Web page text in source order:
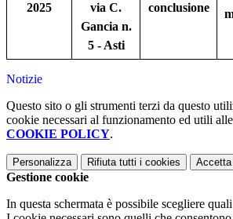
2025
via C.
Gancia n.
5 - Asti
conclusione
Notizie
Questo sito o gli strumenti terzi da questo
cookie necessari al funzionamento ed utili
COOKIE POLICY.
Personalizza Rifiuta tutti i cookies
Gestione cookie
In questa schermata è possibile scegliere